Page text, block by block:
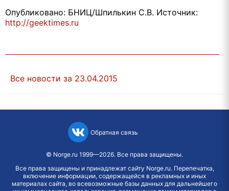
Опубликовано: БНИЦ/Шпилькин С.В. Источник:
http://geektimes.ru
Все новости за 23.04.2015
Обратная связь
© Norge.ru 1999—2026. Все права защищены.
Все права защищены и принадлежат сайту Norge.ru. Перепечатка,
включение информации, содержащейся в рекламных и иных
материалах сайта, во всевозможные базы данных для дальнейшего